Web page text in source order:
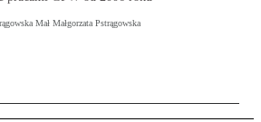
Mał Małgorzata Pstrągowska